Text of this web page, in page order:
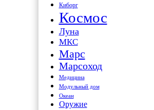
Киборг
Космос
Луна
МКС
Марс
Марсоход
Медицина
Модульный дом
Океан
Оружие